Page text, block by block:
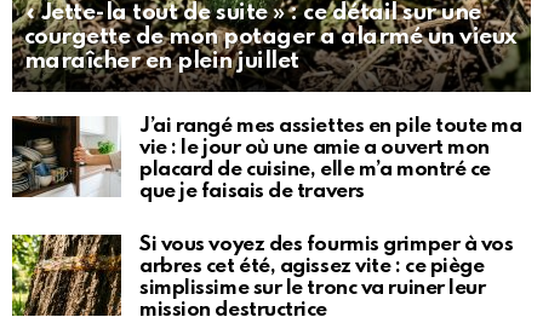
« Jette-la tout de suite » : ce détail sur une
courgette de mon potager a alarmé un vieux
maraîcher en plein juillet
J’ai rangé mes assiettes en pile toute ma
vie : le jour où une amie a ouvert mon
placard de cuisine, elle m’a montré ce
que je faisais de travers
Si vous voyez des fourmis grimper à vos
arbres cet été, agissez vite : ce piège
simplissime sur le tronc va ruiner leur
mission destructrice